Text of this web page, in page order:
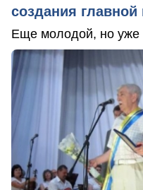
создания главной
Еще молодой, но уже